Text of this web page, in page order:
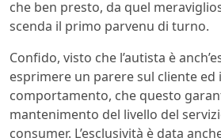
che ben presto, da quel
scenda il primo parvenu di turno.
Confido, visto che l’autista è
esprimere un parere sul cliente ed
comportamento, che questo
mantenimento del livello del
consumer. L’esclusività è data